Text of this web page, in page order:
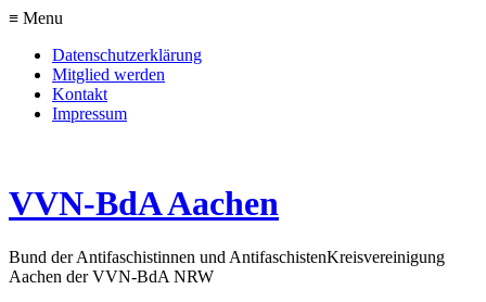
≡ Menu
Datenschutzerklärung
Mitglied werden
Kontakt
Impressum
VVN-BdA Aachen
Bund der Antifaschistinnen und AntifaschistenKreisvereinigung
Aachen der VVN-BdA NRW